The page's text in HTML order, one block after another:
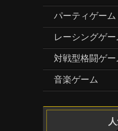
パーティゲーム
レーシングゲー
対戦型格闘ゲー
音楽ゲーム